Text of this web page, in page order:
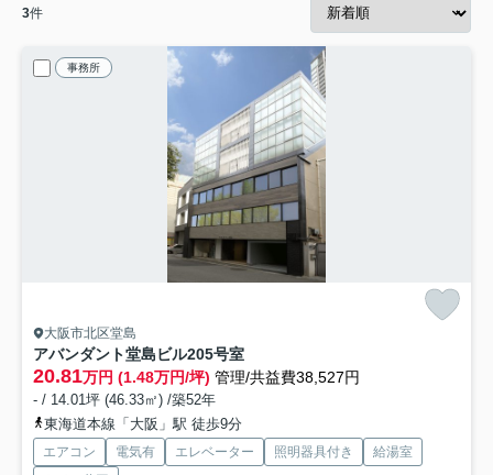
3件
事務所
大阪市北区堂島
アバンダント堂島ビル205号室
20.81万円 (1.48万円/坪) 管理/共益費38,527円
- / 14.01坪 (46.33㎡) /築52年
東海道本線「大阪」駅 徒歩9分
エアコン 電気有 エレベーター 照明器具付き
給湯室